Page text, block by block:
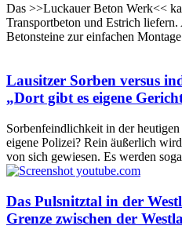
Das >>Luckauer Beton Werk<<
Transportbeton und Estrich
Betonsteine zur einfachen
Lausitzer Sorben versus
„Dort gibt es eigene
Sorbenfeindlichkeit in der
eigene Polizei? Rein äußerlich
von sich gewiesen. Es werden
Das Pulsnitztal in der
Grenze zwischen der